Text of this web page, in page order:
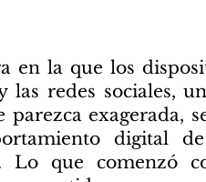
en la que los
las redes sociales,
parezca exagerada,
digital
Lo que comenzó